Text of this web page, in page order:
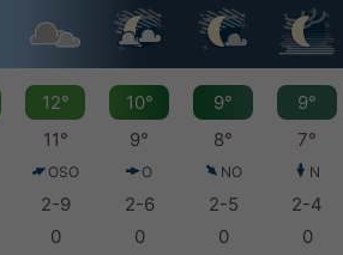
12° 10° 9° 9°
11° 9° 8° 7°
OSO O NO N
2-9 2-6 2-5 2-4
0 0 0 0